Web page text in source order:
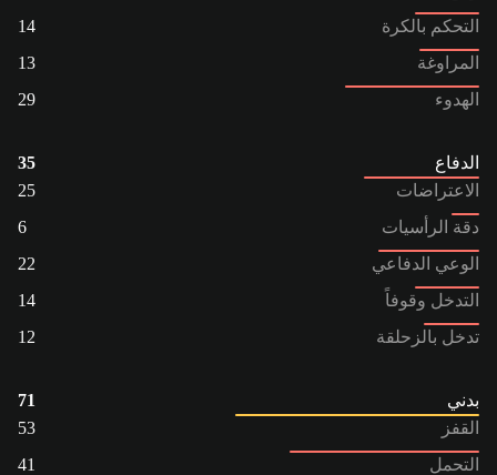
التحكم بالكرة
14
المراوغة
13
الهدوء
29
الدفاع
35
الاعتراضات
25
دقة الرأسيات
6
الوعي الدفاعي
22
التدخل وقوفاً
14
تدخل بالزحلقة
12
بدني
71
القفز
53
التحمل
41